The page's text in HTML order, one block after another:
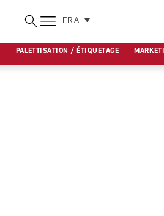
FRA
PALETTISATION / ÉTIQUETAGE